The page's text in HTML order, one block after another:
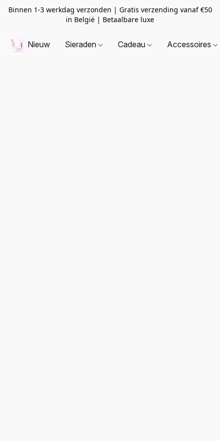
Binnen 1-3 werkdag verzonden | Gratis verzending vanaf €50
in België | Betaalbare luxe
Nieuw Sieraden Cadeau Accessoires